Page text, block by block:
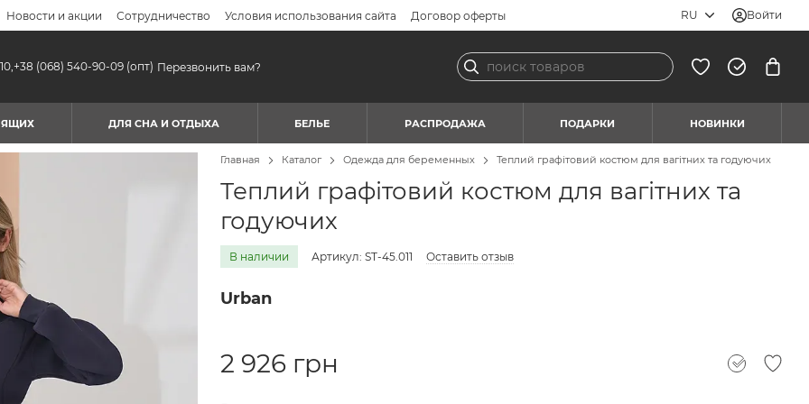
Новости и акции Сотрудничество Условия использования сайта Договор оферты RU Войти
+38 (068) 540-90-09 (опт) Перезвонить вам?
ДЛЯ СНА И ОТДЫХА БЕЛЬЕ РАСПРОДАЖА ПОДАРКИ НОВИНКИ
Главная Каталог Одежда для беременных Теплий графітовий костюм для вагітних та годуючих
Теплий графітовий костюм для вагітних та
годуючих
В наличии Артикул: ST-45.011 Оставить отзыв
Urban
2 926 грн